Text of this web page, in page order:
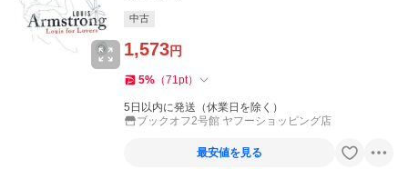
中古
1,573円
5% （71pt）
5日以内に発送（休業日を除く）
ブックオフ2号館 ヤフーショッピング店
最安値を見る